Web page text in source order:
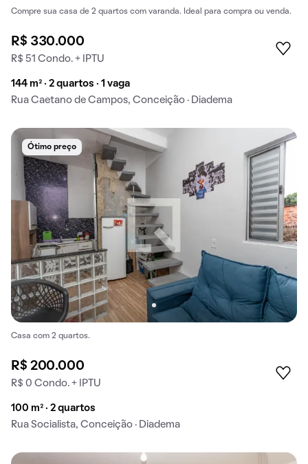
Compre sua casa de 2 quartos com varanda. Ideal para compra ou venda.
R$ 330.000
R$ 51 Condo. + IPTU
144 m² · 2 quartos · 1 vaga
Rua Caetano de Campos, Conceição · Diadema
Ótimo preço
Casa com 2 quartos.
R$ 200.000
R$ 0 Condo. + IPTU
100 m² · 2 quartos
Rua Socialista, Conceição · Diadema